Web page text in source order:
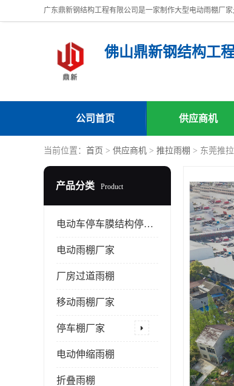
佛山鼎新钢结构工
公司首页 供应商机
当前位置： 首页 > 供应商机 > 推拉雨棚 > 东莞推
产品分类 Product
电动车停车膜结构停车棚
电动雨棚厂家
厂房过道雨棚
移动雨棚厂家
停车棚厂家
电动伸缩雨棚
折叠雨棚